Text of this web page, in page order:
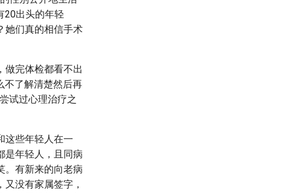
20出头的年轻
她们真的相信手术
做完体检都看不出
不了解清楚然后再
试过心理治疗之
这些年轻人在一
是年轻人，且同病
。有新来的向老病
没有家属签字，